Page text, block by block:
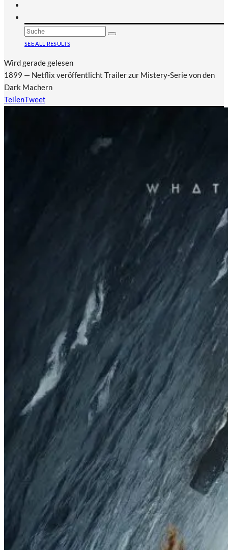
SEE ALL RESULTS
Wird gerade gelesen
1899 — Netflix veröffentlicht Trailer zur Mistery-Serie von den
Dark Machern
TeilenTweet